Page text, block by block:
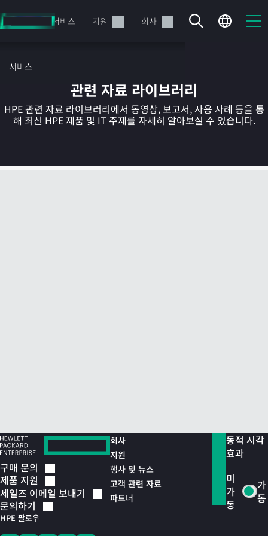
요
뛰
서비스 지원 회사
서비스
현재 장바구니가 비어있습니다
관련 자료 라이브러리
HPE 관련 자료 라이브러리에서 동영상, 보고서, 사용 사례 등을 통
해 최신 HPE 제품 및 IT 주제를 자세히 알아보실 수 있습니다.
구매 문의
제품 지원
세일즈 이메일 보내기
문의하기
HPE 팔로우
회사
지원
행사 및 뉴스
고객 관련 자료
파트너
동적 시각
효과
미
가
동
가
동